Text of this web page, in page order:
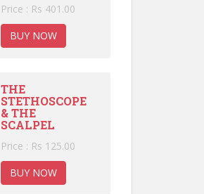
Price : Rs 401.00
BUY NOW
THE
STETHOSCOPE
& THE
SCALPEL
Price : Rs 125.00
BUY NOW